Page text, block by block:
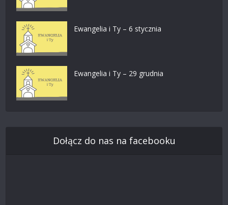
Ewangelia i Ty – 6 stycznia
Ewangelia i Ty – 29 grudnia
Dołącz do nas na facebooku